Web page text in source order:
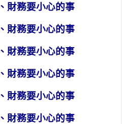
財務要小心的事
財務要小心的事
財務要小心的事
財務要小心的事
財務要小心的事
財務要小心的事